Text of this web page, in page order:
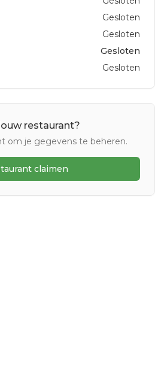
Gesloten
Gesloten
Gesloten
Gesloten
restaurant?
om je gegevens te beheren.
claimen